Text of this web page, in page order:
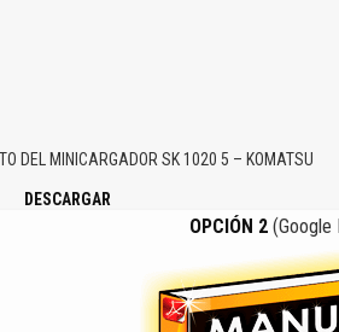
DEL MINICARGADOR SK 1020 5 – KOMATSU
DESCARGAR
OPCIÓN 2 (Google